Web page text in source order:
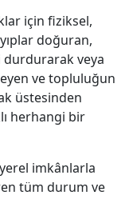
için fiziksel,
doğuran,
durdurarak veya
ve topluluğun
üstesinden
herhangi bir
imkânlarla
tüm durum ve